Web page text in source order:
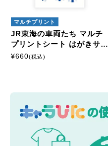
マルチプリント
JR東海の車両たち マルチ
プリントシート はがきサイ
ズ
¥660(税込)